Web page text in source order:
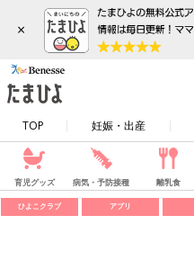
×
TOP 妊娠・出産
育児グッズ 病気・予防接種 離乳食
ひよこクラブ アプリ